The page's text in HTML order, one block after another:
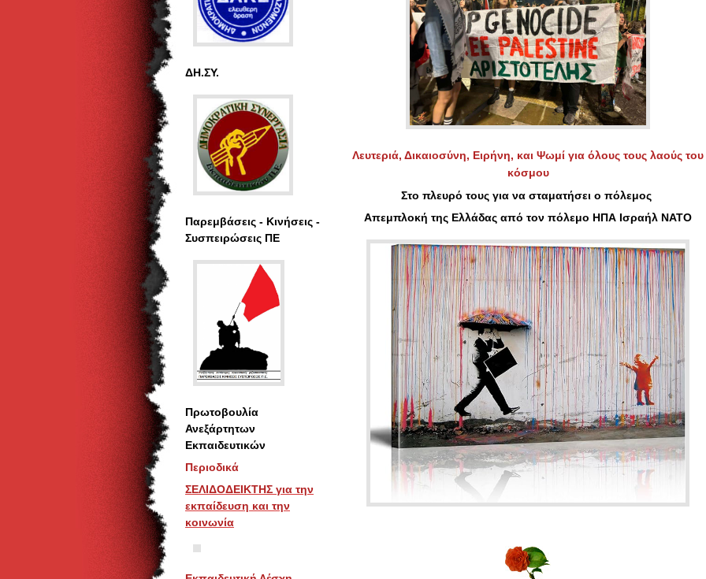
Λευτεριά, Δικαιοσύνη, Ειρήνη, και Ψωμί για όλους τους λαούς του
κόσμου
Στο πλευρό τους για να σταματήσει ο πόλεμος
Απεμπλοκή της Ελλάδας από τον πόλεμο ΗΠΑ Ισραήλ ΝΑΤΟ
ΔΗ.ΣΥ.
Παρεμβάσεις - Κινήσεις -
Συσπειρώσεις ΠΕ
Πρωτοβουλία
Ανεξάρτητων
Εκπαιδευτικών
Περιοδικά
ΣΕΛΙΔΟΔΕΙΚΤΗΣ για την
εκπαίδευση και την
κοινωνία